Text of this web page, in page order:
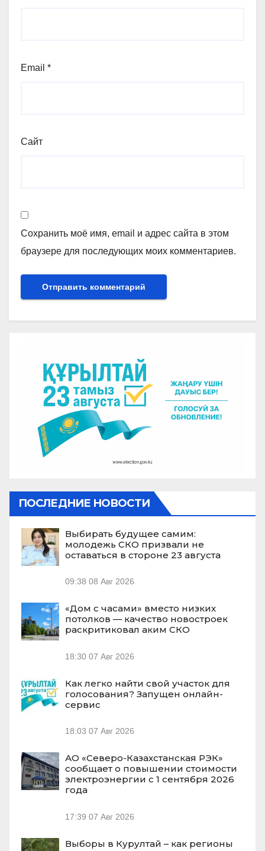
Email *
Сайт
Сохранить моё имя, email и адрес сайта в этом
браузере для последующих моих комментариев.
ПОСЛЕДНИЕ НОВОСТИ
Выбирать будущее самим:
молодежь СКО призвали не
оставаться в стороне 23 августа
09:38 08 Авг 2026
«Дом с часами» вместо низких
потолков — качество новостроек
раскритиковал аким СКО
18:30 07 Авг 2026
Как легко найти свой участок для
голосования? Запущен онлайн-
сервис
18:03 07 Авг 2026
АО «Северо-Казахстанская РЭК»
сообщает о повышении стоимости
электроэнергии с 1 сентября 2026
года
17:39 07 Авг 2026
Выборы в Курултай – как регионы